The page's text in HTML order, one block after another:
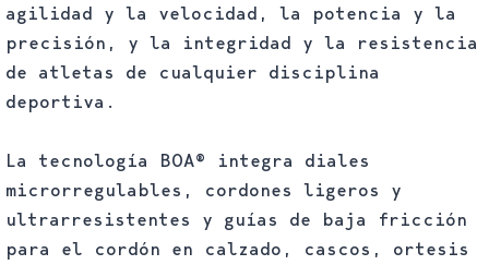
agilidad y la velocidad, la potencia y la
precisión, y la integridad y la resistencia
de atletas de cualquier disciplina
deportiva.
La tecnología BOA® integra diales
microrregulables, cordones ligeros y
ultrarresistentes y guías de baja fricción
para el cordón en calzado, cascos, ortesis